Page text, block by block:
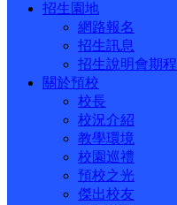
招生園地
網路報名
招生訊息
招生說明會期程
關於預校
校長
校況介紹
教學環境
校園巡禮
預校之光
傑出校友